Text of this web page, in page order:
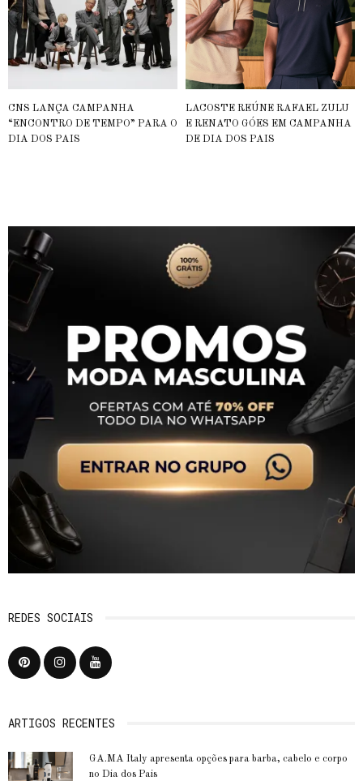
CNS LANÇA CAMPANHA
“ENCONTRO DE TEMPO” PARA O
DIA DOS PAIS
LACOSTE REÚNE RAFAEL ZULU
E RENATO GÓES EM CAMPANHA
DE DIA DOS PAIS
REDES SOCIAIS
ARTIGOS RECENTES
GA.MA Italy apresenta opções para barba, cabelo e corpo
no Dia dos Pais